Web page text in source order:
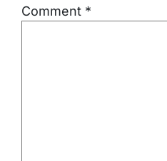
Comment *